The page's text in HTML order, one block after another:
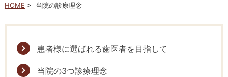
HOME > 当院の診療理念
患者様に選ばれる歯医者を目指して
当院の3つ診療理念